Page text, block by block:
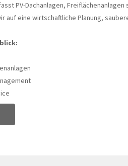
PV-Dachanlagen, Freiflächenanlagen
auf eine wirtschaftliche Planung,